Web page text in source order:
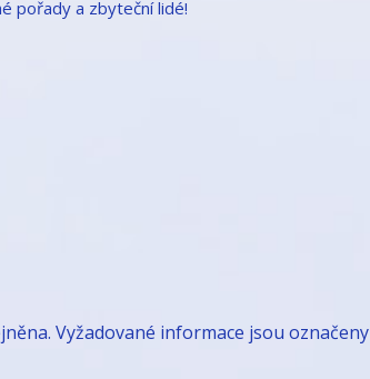
pořady a zbyteční lidé!
Vyžadované informace jsou označeny